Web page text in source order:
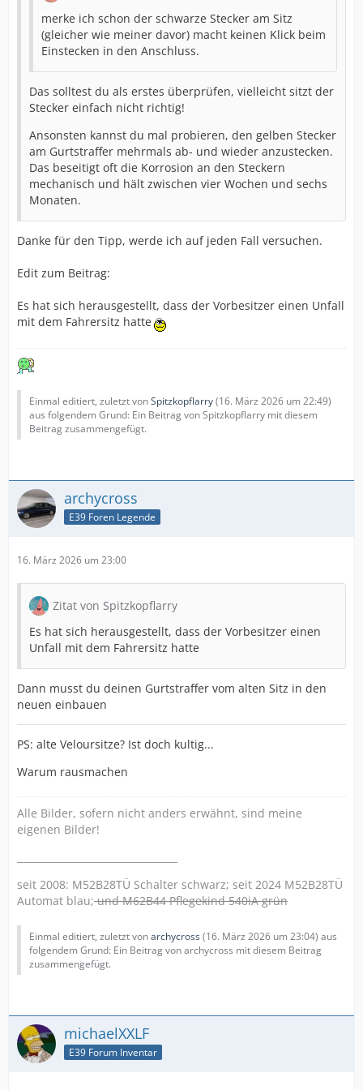
merke ich schon der schwarze Stecker am Sitz
(gleicher wie meiner davor) macht keinen Klick beim
Einstecken in den Anschluss.
Das solltest du als erstes überprüfen, vielleicht sitzt der
Stecker einfach nicht richtig!
Ansonsten kannst du mal probieren, den gelben Stecker
am Gurtstraffer mehrmals ab- und wieder anzustecken.
Das beseitigt oft die Korrosion an den Steckern
mechanisch und hält zwischen vier Wochen und sechs
Monaten.
Danke für den Tipp, werde ich auf jeden Fall versuchen.
Edit zum Beitrag:
Es hat sich herausgestellt, dass der Vorbesitzer einen Unfall
mit dem Fahrersitz hatte
Einmal editiert, zuletzt vonSpitzkopflarry(16. März 2026 um 22:49)
aus folgendem Grund: Ein Beitrag von Spitzkopflarry mit diesem
Beitrag zusammengefügt.
archycross
E39 Foren Legende
16. März 2026 um 23:00
Zitat von Spitzkopflarry
Es hat sich herausgestellt, dass der Vorbesitzer einen
Unfall mit dem Fahrersitz hatte
Dann musst du deinen Gurtstraffer vom alten Sitz in den
neuen einbauen
PS: alte Veloursitze? Ist doch kultig...
Warum rausmachen
Alle Bilder, sofern nicht anders erwähnt, sind meine
eigenen Bilder!
seit 2008: M52B28TÜ Schalter schwarz; seit 2024 M52B28TÜ
Automat blau;und M62B44 Pflegekind 540iA grün
Einmal editiert, zuletzt vonarchycross(16. März 2026 um 23:04) aus
folgendem Grund: Ein Beitrag von archycross mit diesem Beitrag
zusammengefügt.
michaelXXLF
E39 Forum Inventar